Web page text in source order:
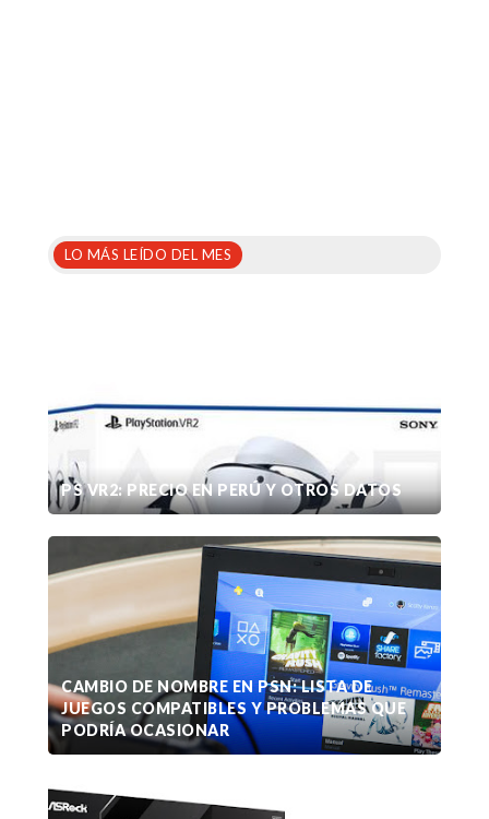
LO MÁS LEÍDO DEL MES
PS VR2: PRECIO EN PERÚ Y OTROS DATOS
CAMBIO DE NOMBRE EN PSN: LISTA DE
JUEGOS COMPATIBLES Y PROBLEMAS QUE
PODRÍA OCASIONAR